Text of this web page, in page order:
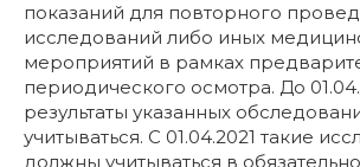
показаний для повторного
исследований либо иных
мероприятий в рамках
периодического осмотра. До
результаты указанных
учитываться. С 01.04.2021 такие
должны учитываться в